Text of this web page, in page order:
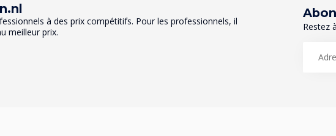
à des prix compétitifs. Pour les professionnels, il
meilleur prix.
Restez